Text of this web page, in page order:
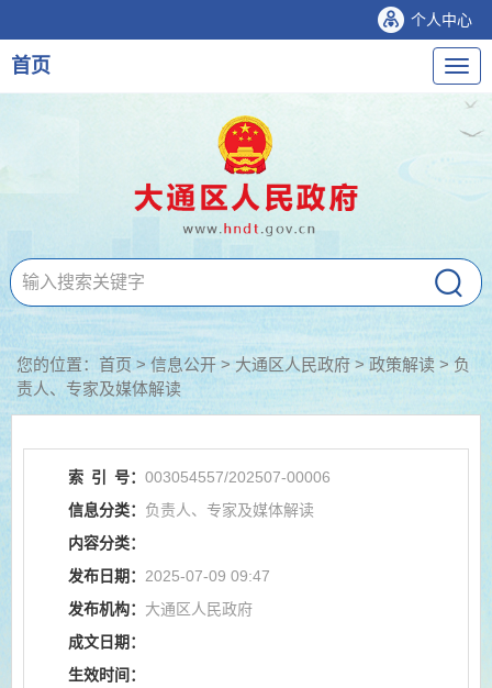
个人中心
导
航
首页
您的位置： 首页>信息公开> 大通区人民政府> 政策解读 > 负
责人、专家及媒体解读
索 引 号： 003054557/202507-00006
信息分类： 负责人、专家及媒体解读
内容分类：
发布日期： 2025-07-09 09:47
发布机构： 大通区人民政府
成文日期：
生效时间：